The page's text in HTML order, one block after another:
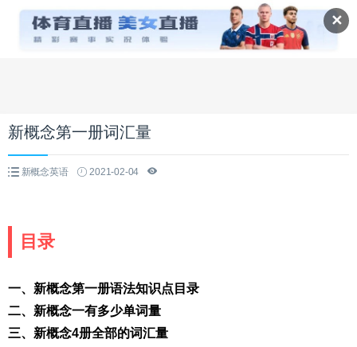
✕
新概念第一册词汇量
新概念英语 2021-02-04
目录
一、新概念第一册语法知识点目录
二、新概念一有多少单词量
三、新概念4册全部的词汇量